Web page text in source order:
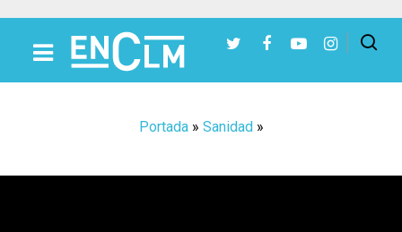
Portada» Sanidad»